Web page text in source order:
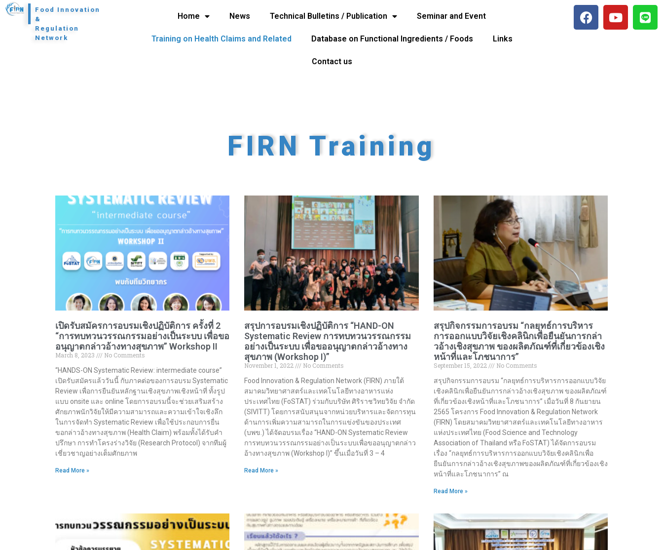
Food Innovation
&
Regulation
Network
l Home News Technical Bulletins / Publication Seminar and Event
Training on Health Claims and Related Database on Functional Ingredients / Foods Links
Contact us
FIRN Training
เปิดรับสมัครการอบรมเชิงปฏิบัติการ ครั้งที่ 2
“การทบทวนวรรณกรรมอย่างเป็นระบบ เพื่อขอ
อนุญาตกล่าวอ้างทางสุขภาพ” Workshop II
March 8, 2023
No Comments
“HANDS-ON Systematic Review: intermediate course”
เปิดรับสมัครแล้ววันนี้ กับภาคต่อของการอบรม Systematic
Review เพื่อการยืนยันหลักฐานเชิงสุขภาพเชิงหน้าที่ ทั้งรูป
แบบ onsite และ online โดยการอบรมนี้จะช่วยเสริมสร้าง
ศักยภาพนักวิจัยให้มีความสามารถและความเข้าใจเชิงลึก
ในการจัดทำ Systematic Review เพื่อใช้ประกอบการยื่น
ขอกล่าวอ้างทางสุขภาพ (Health Claim) พร้อมทั้งได้รับคำ
ปรึกษา การทำโครงร่างวิจัย (Research Protocol) จากทีมผู้
เชี่ยวชาญอย่างเต็มศักยภาพ
Read More »
สรุปการอบรมเชิงปฏิบัติการ “HAND-ON
Systematic Review การทบทวนวรรณกรรม
อย่างเป็นระบบ เพื่อขออนุญาตกล่าวอ้างทาง
สุขภาพ (Workshop I)”
November 1, 2022
No Comments
Food Innovation & Regulation Network (FIRN) ภายใต้
สมาคมวิทยาศาสตร์และเทคโนโลยีทางอาหารแห่ง
ประเทศไทย (FoSTAT) ร่วมกับบริษัท ศิริราชวิทยวิจัย จำกัด
(SIVITT) โดยการสนับสนุนจากหน่วยบริหารและจัดการทุน
ด้านการเพิ่มความสามารถในการแข่งขันของประเทศ
(บพข.) ได้จัดอบรมเรื่อง “HAND-ON Systematic Review
การทบทวนวรรณกรรมอย่างเป็นระบบเพื่อขออนุญาตกล่าว
อ้างทางสุขภาพ (Workshop I)” ขึ้นเมื่อวันที่ 3 – 4
Read More »
สรุปกิจกรรมการอบรม “กลยุทธ์การบริหาร
การออกแบบวิจัยเชิงคลินิกเพื่อยืนยันการกล่า
วอ้างเชิงสุขภาพ ของผลิตภัณฑ์ที่เกี่ยวข้องเชิง
หน้าที่และโภชนาการ”
September 15, 2022
No Comments
สรุปกิจกรรมการอบรม “กลยุทธ์การบริหารการออกแบบวิจัย
เชิงคลินิกเพื่อยืนยันการกล่าวอ้างเชิงสุขภาพ ของผลิตภัณฑ์
ที่เกี่ยวข้องเชิงหน้าที่และโภชนาการ” เมื่อวันที่ 8 กันยายน
2565 โครงการ Food Innovation & Regulation Network
(FIRN) โดยสมาคมวิทยาศาสตร์และเทคโนโลยีทางอาหาร
แห่งประเทศไทย (Food Science and Technology
Association of Thailand หรือ FoSTAT) ได้จัดการอบรม
เรื่อง “กลยุทธ์การบริหารการออกแบบวิจัยเชิงคลินิกเพื่อ
ยืนยันการกล่าวอ้างเชิงสุขภาพของผลิตภัณฑ์ที่เกี่ยวข้องเชิง
หน้าที่และโภชนาการ” ณ
Read More »